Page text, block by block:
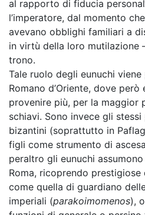
al rapporto di fiducia
l’imperatore, dal momento
avevano obblighi familiari a
in virtù della loro mutilazione
trono.
Tale ruolo degli eunuchi viene
Romano d’Oriente, dove
provenire più, per la maggior
schiavi. Sono invece gli
bizantini (soprattutto in
figli come strumento di
peraltro gli eunuchi
Roma, ricoprendo
come quella di guardiano
imperiali (parakoimomenos),